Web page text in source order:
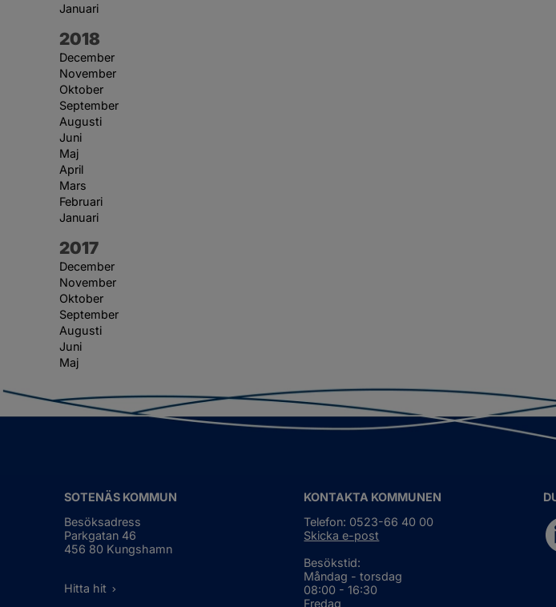
Januari
År:
2018
December
November
Oktober
September
Augusti
Juni
Maj
April
Mars
Februari
Januari
År:
2017
December
November
Oktober
September
Augusti
Juni
Maj
SOTENÄS KOMMUN
Besöksadress
Parkgatan 46
456 80 Kungshamn
Hitta hit
KONTAKTA KOMMUNEN
Telefon: 0523-66 40 00
Skicka e-post
Besökstid:
Måndag - torsdag
08:00 - 16:30
Fredag